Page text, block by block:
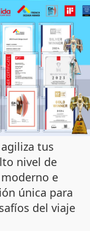
tus
nivel de
e
única para
del viaje